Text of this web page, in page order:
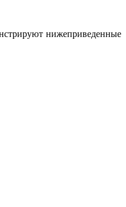
нижеприведенные